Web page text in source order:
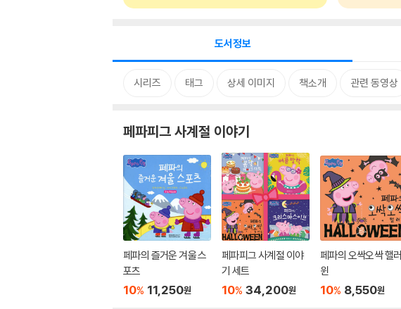
도서정보
시리즈 태그 상세 이미지 책소개 관련 동영상
페파피그 사계절 이야기
페파의 즐거운 겨울 스
포츠
10% 11,250원
페파피그 사계절 이야
기 세트
10% 34,200원
페파의 오싹오싹 핼러
윈
10% 8,550원